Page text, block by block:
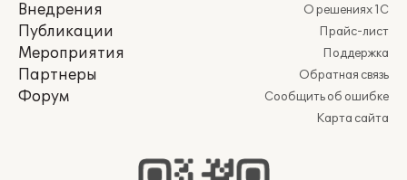
Внедрения
Публикации
Мероприятия
Партнеры
Форум
О решениях 1С
Прайс-лист
Поддержка
Обратная связь
Сообщить об ошибке
Карта сайта